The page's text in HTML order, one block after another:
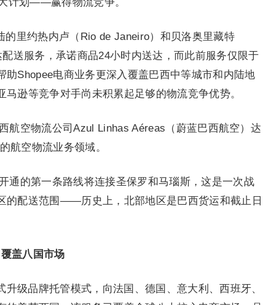
的里约热内卢（Rio de Janeiro）和贝洛奥里藏特
送服务，承诺商品24小时内送达，而此前服务仅限于
助Shopee电商业务更深入覆盖巴西中等城市和内陆地
逊等竞争对手尚未积累起足够的物流竞争优势。
航空物流公司Azul Linhas Aéreas（蔚蓝巴西航空）达
航空物流业务领域。
通的第一条路线将连接圣保罗和马瑙斯，这是一次战
的配送范围——历史上，北部地区是巴西货运和截止日
盖八国市场
级品牌托管模式，向法国、德国、意大利、西班牙、